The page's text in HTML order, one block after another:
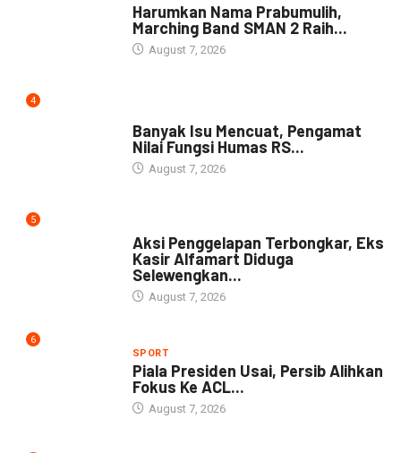
Harumkan Nama Prabumulih,
Marching Band SMAN 2 Raih...
August 7, 2026
4
Banyak Isu Mencuat, Pengamat
Nilai Fungsi Humas RS...
August 7, 2026
5
Aksi Penggelapan Terbongkar, Eks
Kasir Alfamart Diduga
Selewengkan...
August 7, 2026
6
SPORT
Piala Presiden Usai, Persib Alihkan
Fokus Ke ACL...
August 7, 2026